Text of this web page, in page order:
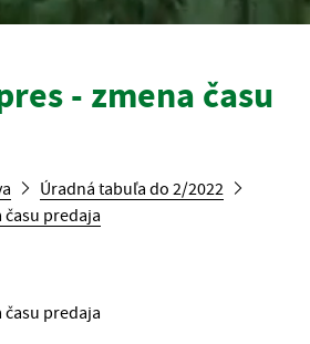
- zmena času
Úradná tabuľa do 2/2022
času predaja
času predaja